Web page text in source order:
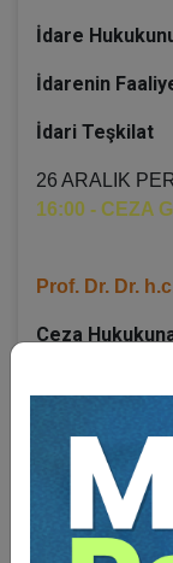
İdare
İdarenin
İdari Teşkilat
26 ARALIK
16:00 - CEZA
Prof. Dr. Dr.
Ceza
Ceza
Yorum ve
Suçun Maddi